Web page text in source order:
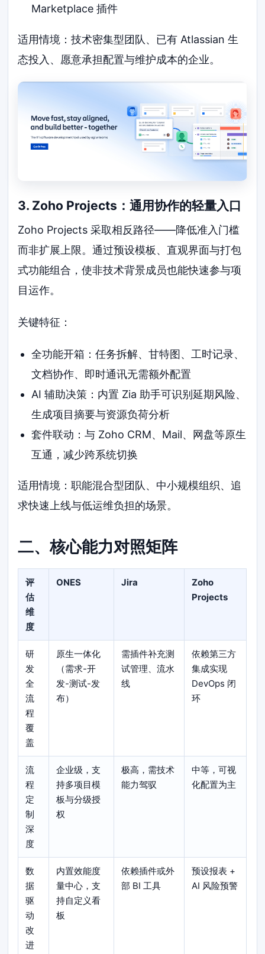
Marketplace 插件
适用情境：技术密集型团队、已有 Atlassian 生
态投入、愿意承担配置与维护成本的企业。
3. Zoho Projects：通用协作的轻量入口
Zoho Projects 采取相反路径——降低准入门槛
而非扩展上限。通过预设模板、直观界面与打包
式功能组合，使非技术背景成员也能快速参与项
目运作。
关键特征：
全功能开箱：任务拆解、甘特图、工时记录、
文档协作、即时通讯无需额外配置
AI 辅助决策：内置 Zia 助手可识别延期风险、
生成项目摘要与资源负荷分析
套件联动：与 Zoho CRM、Mail、网盘等原生
互通，减少跨系统切换
适用情境：职能混合型团队、中小规模组织、追
求快速上线与低运维负担的场景。
二、核心能力对照矩阵
评
估
维
度
ONES Jira
Zoho
Projects
研
发
全
流
程
覆
盖
原生一体化
（需求-开
发-测试-发
布）
需插件补充测
试管理、流水
线
依赖第三方
集成实现
DevOps 闭
环
流
程
定
制
深
度
企业级，支
持多项目模
板与分级授
权
极高，需技术
能力驾驭
中等，可视
化配置为主
数
据
驱
动
改
进
内置效能度
量中心，支
持自定义看
板
依赖插件或外
部 BI 工具
预设报表 +
AI 风险预警